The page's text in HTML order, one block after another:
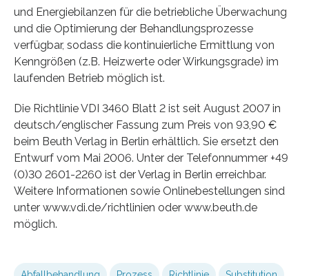
und Energiebilanzen für die betriebliche Überwachung
und die Optimierung der Behandlungsprozesse
verfügbar, sodass die kontinuierliche Ermittlung von
Kenngrößen (z.B. Heizwerte oder Wirkungs­grade) im
laufenden Betrieb möglich ist.
Die Richtlinie VDI 3460 Blatt 2 ist seit August 2007 in
deutsch/englischer Fassung zum Preis von 93,90 €
beim Beuth Verlag in Berlin erhältlich. Sie ersetzt den
Entwurf vom Mai 2006. Unter der Telefonnummer +49
(0)30 2601-2260 ist der Verlag in Berlin erreichbar.
Weitere Informationen sowie Onlinebestellungen sind
unter www.vdi.de/richtlinien oder www.beuth.de
möglich.